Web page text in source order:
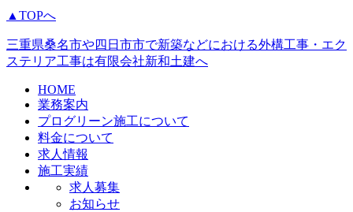
▲TOPへ
三重県桑名市や四日市市で新築などにおける外構工事・エク
ステリア工事は有限会社新和土建へ
HOME
業務案内
プログリーン施工について
料金について
求人情報
施工実績
求人募集
お知らせ